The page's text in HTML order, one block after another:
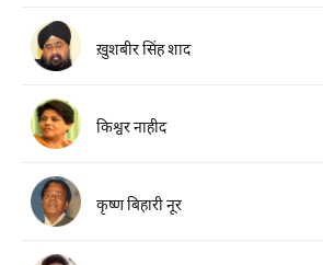
ख़ुशबीर सिंह शाद
किश्वर नाहीद
कृष्ण बिहारी नूर